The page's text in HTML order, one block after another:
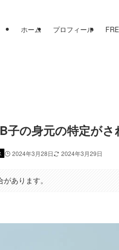
ホーム プロフィール
子の身元の特定がさ
2024年3月28日 2024年3月29日
あります。